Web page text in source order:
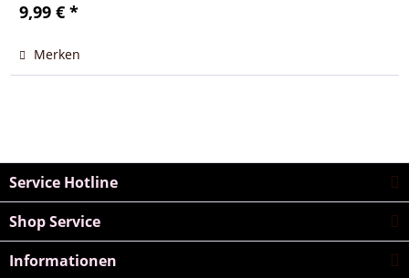
9,99 € *
Merken
Service Hotline
Shop Service
Informationen